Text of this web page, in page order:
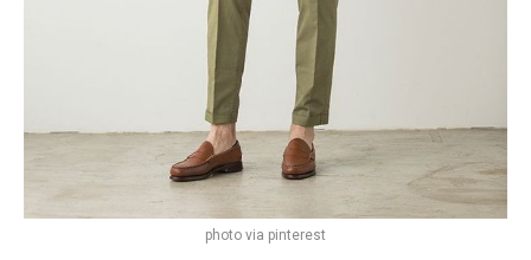
photo via pinterest